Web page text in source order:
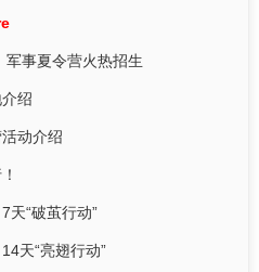
军事夏令营火热招生
绍
动介绍
天“破茧行动”
天“亮翅行动”